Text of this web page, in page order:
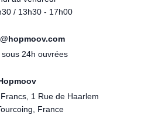
/ 13h30 - 17h00
sous 24h ouvrées
1 Rue de Haarlem
France